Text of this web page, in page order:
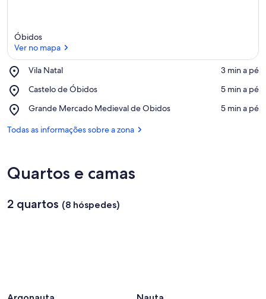
Óbidos
Ver no mapa
Vila Natal
Place,
Natal
‪3 min a pé‬
Castelo de Óbidos
Place,
de
‪5 min a pé‬
Grande Mercado Medieval de Obidos
Place,
Mercado
‪5 min a pé‬
Todas as informações sobre a zona
Quartos e camas
2 quartos (8 hóspedes)